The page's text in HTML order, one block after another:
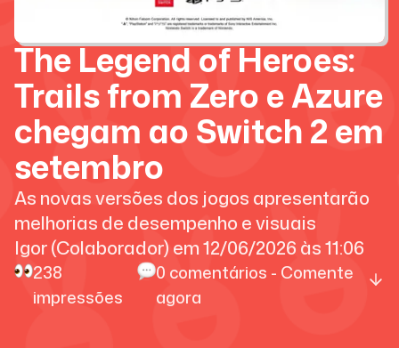
The Legend of Heroes:
Trails from Zero e Azure
chegam ao Switch 2 em
setembro
As novas versões dos jogos apresentarão
melhorias de desempenho e visuais
Igor (Colaborador) em12/06/2026 às11:06
238
impressões
0 comentários - Comente
agora